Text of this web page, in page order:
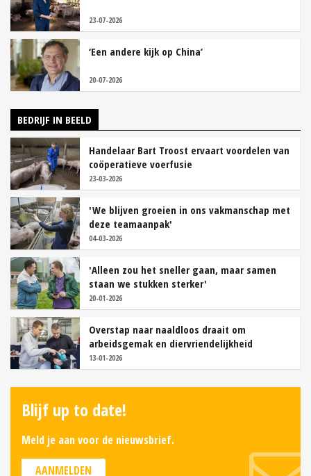
23-07-2026
‘Een andere kijk op China’
20-07-2026
BEDRIJF IN BEELD
Handelaar Bart Troost ervaart voordelen van
coöperatieve voerfusie
23-03-2026
'We blijven groeien in ons vakmanschap met
deze teamaanpak'
04-03-2026
'Alleen zou het sneller gaan, maar samen
staan we stukken sterker'
20-01-2026
Overstap naar naaldloos draait om
arbeidsgemak en diervriendelijkheid
13-01-2026
Blijf up to date!
Meld je aan voor de nieuwsbrief.
AANMELDEN